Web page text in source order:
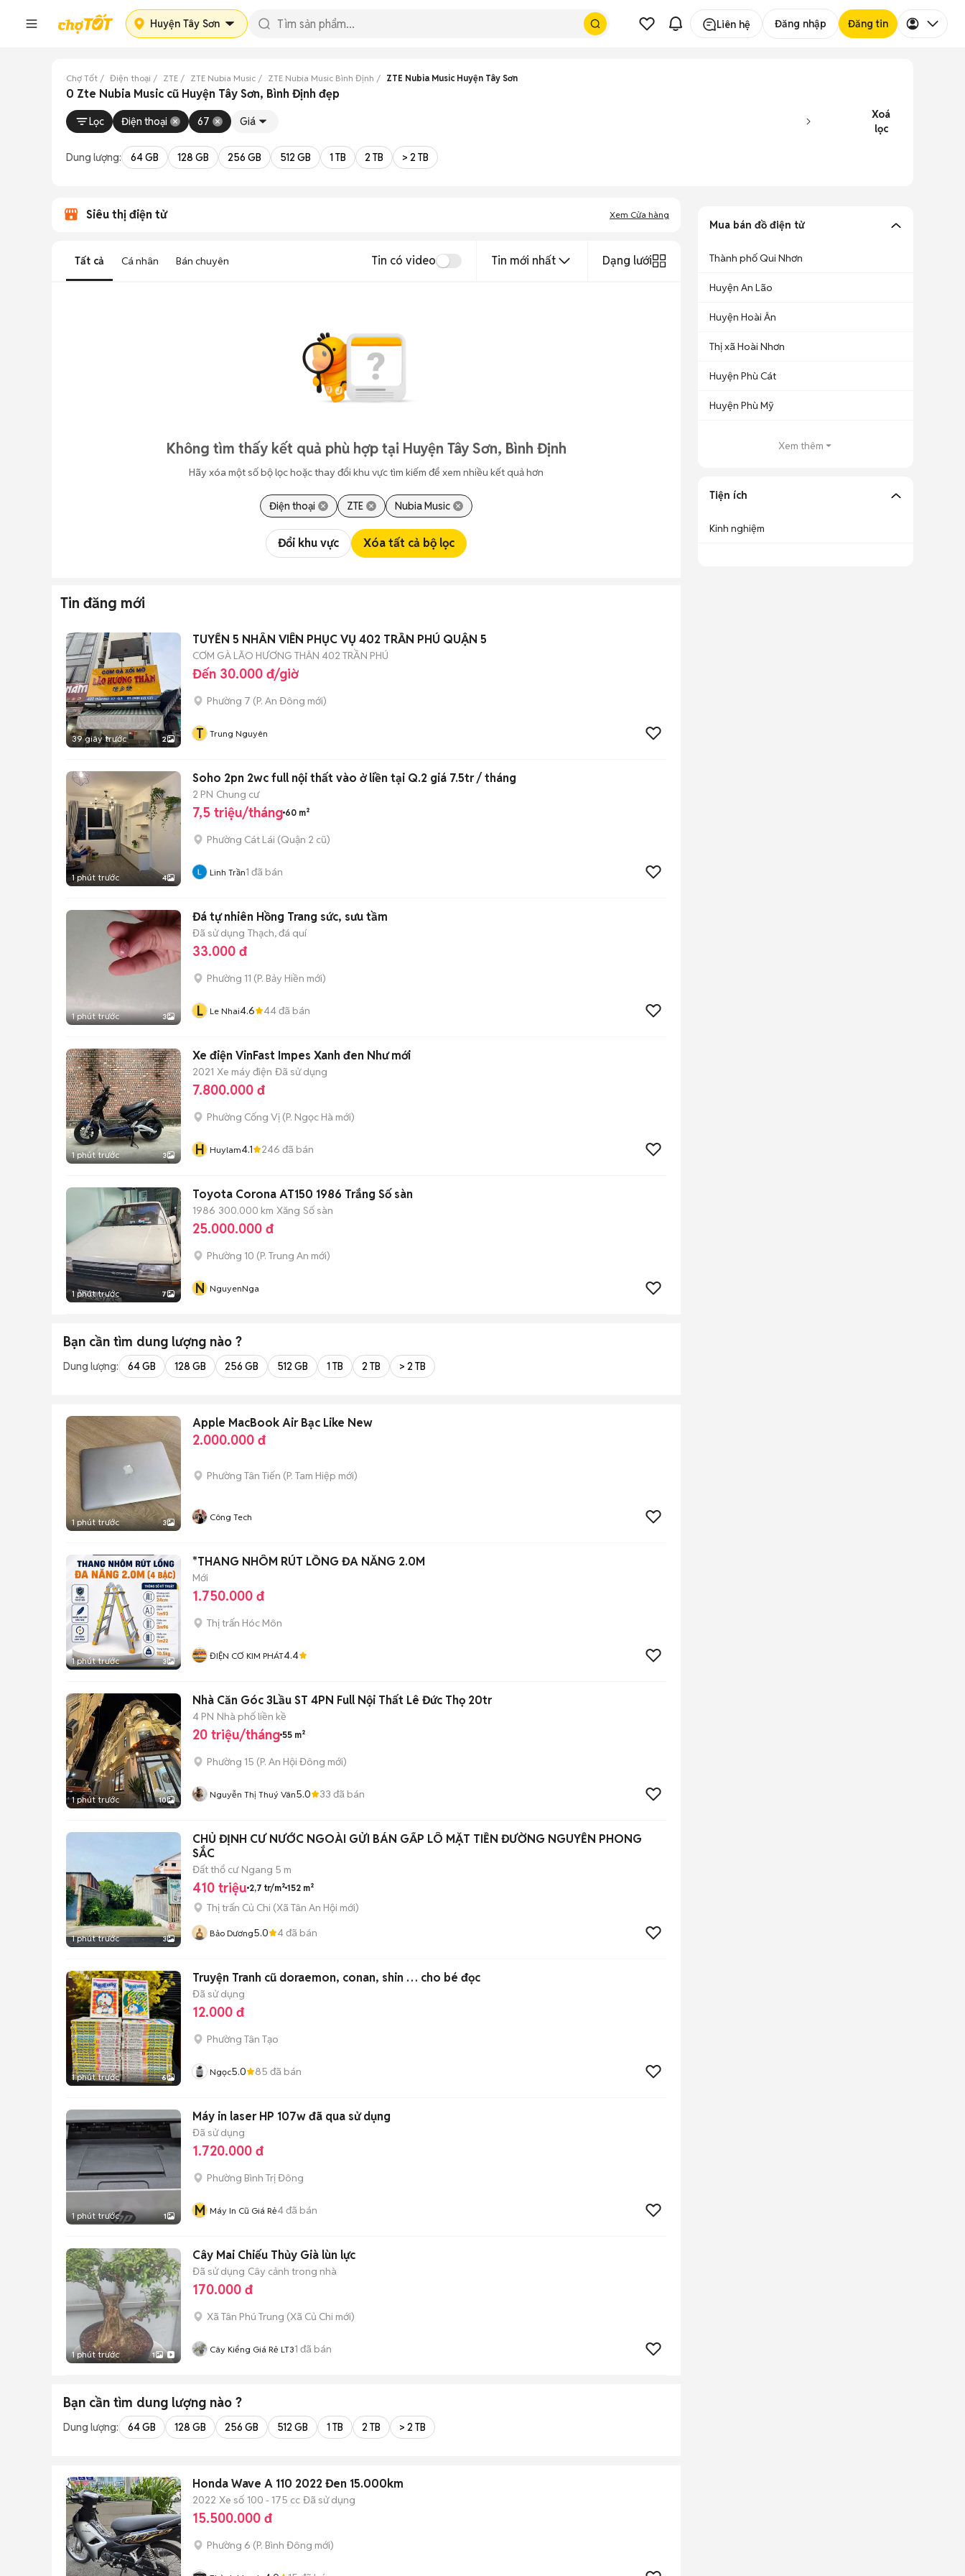
Huyện Tây Sơn Liên hệ Đăng nhập Đăng tin
Chợ Tốt Điện thoại ZTE ZTE Nubia Music ZTE Nubia Music Bình Định ZTE Nubia Music Huyện Tây Sơn
0 Zte Nubia Music cũ Huyện Tây Sơn, Bình Định đẹp
Lọc Điện thoại 67 Giá
Xoá
lọc
Dung lượng: 64 GB 128 GB 256 GB 512 GB 1 TB 2 TB > 2 TB
Siêu thị điện tử Xem Cửa hàng
Tất cả Cá nhân Bán chuyên Tin có video Tin mới nhất Dạng lưới
Không tìm thấy kết quả phù hợp tại Huyện Tây Sơn, Bình Định
Hãy xóa một số bộ lọc hoặc thay đổi khu vực tìm kiếm để xem nhiều kết quả hơn
Điện thoại ZTE Nubia Music
Đổi khu vực Xóa tất cả bộ lọc
Tin đăng mới
39 giây trước 2
TUYỂN 5 NHÂN VIÊN PHỤC VỤ 402 TRẦN PHÚ QUẬN 5
CƠM GÀ LÃO HƯƠNG THÂN 402 TRẦN PHÚ
Đến 30.000 đ/giờ
Phường 7 (P. An Đông mới)
T Trung Nguyên
1 phút trước 4
Soho 2pn 2wc full nội thất vào ở liền tại Q.2 giá 7.5tr / tháng
2 PN Chung cư
7,5 triệu/tháng 60 m²
Phường Cát Lái (Quận 2 cũ)
Linh Trần1 đã bán
1 phút trước 3
Đá tự nhiên Hồng Trang sức, sưu tầm
Đã sử dụng Thạch, đá quí
33.000 đ
Phường 11 (P. Bảy Hiền mới)
L Le Nhai4.6 44đã bán
1 phút trước 3
Xe điện VinFast Impes Xanh đen Như mới
2021 Xe máy điện Đã sử dụng
7.800.000 đ
Phường Cống Vị (P. Ngọc Hà mới)
H Huylam4.1 246 đã bán
1 phút trước 7
Toyota Corona AT150 1986 Trắng Số sàn
1986 300.000 km Xăng Số sàn
25.000.000 đ
Phường 10 (P. Trung An mới)
N NguyenNga
Bạn cần tìm dung lượng nào ?
Dung lượng: 64 GB 128 GB 256 GB 512 GB 1 TB 2 TB > 2 TB
1 phút trước 3
Apple MacBook Air Bạc Like New
2.000.000 đ
Phường Tân Tiến (P. Tam Hiệp mới)
Công Tech
1 phút trước 3
*THANG NHÔM RÚT LỒNG ĐA NĂNG 2.0M
Mới
1.750.000 đ
Thị trấn Hóc Môn
ĐIỆN CƠ KIM PHÁT4.4
1 phút trước 10
Nhà Căn Góc 3Lầu ST 4PN Full Nội Thất Lê Đức Thọ 20tr
4 PN Nhà phố liền kề
20 triệu/tháng 55 m²
Phường 15 (P. An Hội Đông mới)
Nguyễn Thị Thuý Vân5.0 33 đã bán
1 phút trước 3
CHỦ ĐỊNH CƯ NƯỚC NGOÀI GỬI BÁN GẤP LÔ MẶT TIỀN ĐƯỜNG NGUYỄN PHONG
SẮC
Đất thổ cư Ngang 5 m
410 triệu 2,7 tr/m² 152 m²
Thị trấn Củ Chi (Xã Tân An Hội mới)
Bảo Dương5.0 4đã bán
1 phút trước 6
Truyện Tranh cũ doraemon, conan, shin … cho bé đọc
Đã sử dụng
12.000 đ
Phường Tân Tạo
Ngọc5.0 85 đã bán
1 phút trước 1
Máy in laser HP 107w đã qua sử dụng
Đã sử dụng
1.720.000 đ
Phường Bình Trị Đông
M Máy In Cũ Giá Rẻ4đã bán
1 phút trước 1
Cây Mai Chiếu Thủy Già lùn lực
Đã sử dụng Cây cảnh trong nhà
170.000 đ
Xã Tân Phú Trung (Xã Củ Chi mới)
Cây Kiểng Giá Rẻ LT31 đã bán
Bạn cần tìm dung lượng nào ?
Dung lượng: 64 GB 128 GB 256 GB 512 GB 1 TB 2 TB > 2 TB
Honda Wave A 110 2022 Đen 15.000km
2022 Xe số 100 - 175 cc Đã sử dụng
15.500.000 đ
Phường 6 (P. Bình Đông mới)
Mua bán đồ điện tử
Thành phố Qui Nhơn
Huyện An Lão
Huyện Hoài Ân
Thị xã Hoài Nhơn
Huyện Phù Cát
Huyện Phù Mỹ
Xem thêm
Tiện ích
Kinh nghiệm